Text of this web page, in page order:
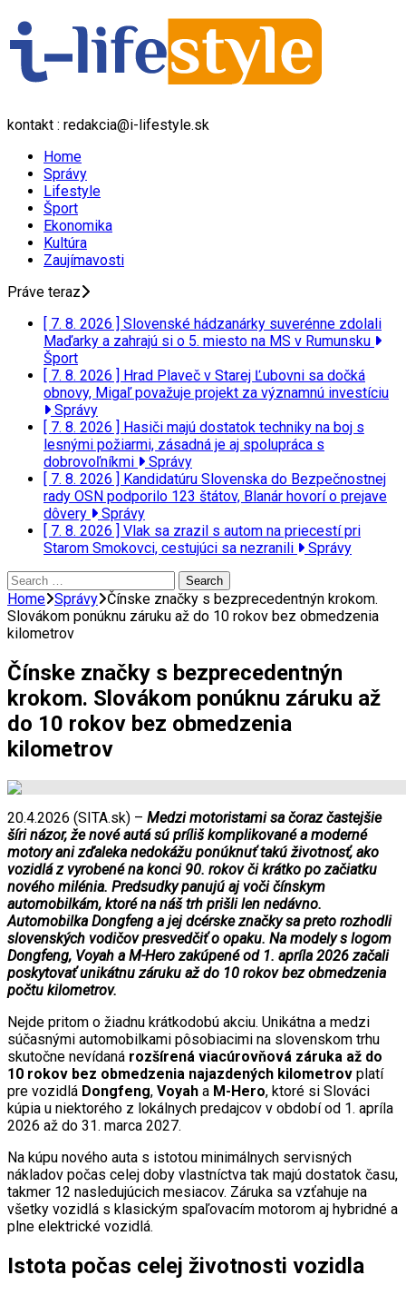
kontakt : redakcia@i-lifestyle.sk
Home
Správy
Lifestyle
Šport
Ekonomika
Kultúra
Zaujímavosti
Práve teraz
[ 7. 8. 2026 ] Slovenské hádzanárky suverénne zdolali
Maďarky a zahrajú si o 5. miesto na MS v Rumunsku
Šport
[ 7. 8. 2026 ] Hrad Plaveč v Starej Ľubovni sa dočká
obnovy, Migaľ považuje projekt za významnú investíciu
Správy
[ 7. 8. 2026 ] Hasiči majú dostatok techniky na boj s
lesnými požiarmi, zásadná je aj spolupráca s
dobrovoľníkmi
Správy
[ 7. 8. 2026 ] Kandidatúru Slovenska do Bezpečnostnej
rady OSN podporilo 123 štátov, Blanár hovorí o prejave
dôvery
Správy
[ 7. 8. 2026 ] Vlak sa zrazil s autom na priecestí pri
Starom Smokovci, cestujúci sa nezranili
Správy
Search
for:
Home Správy Čínske značky s bezprecedentnýn krokom.
Slovákom ponúknu záruku až do 10 rokov bez obmedzenia
kilometrov
Čínske značky s bezprecedentnýn
krokom. Slovákom ponúknu záruku až
do 10 rokov bez obmedzenia
kilometrov
20.4.2026 (SITA.sk) – Medzi motoristami sa čoraz častejšie
šíri názor, že nové autá sú príliš komplikované a moderné
motory ani zďaleka nedokážu ponúknuť takú životnosť, ako
vozidlá z vyrobené na konci 90. rokov či krátko po začiatku
nového milénia. Predsudky panujú aj voči čínskym
automobilkám, ktoré na náš trh prišli len nedávno.
Automobilka Dongfeng a jej dcérske značky sa preto rozhodli
slovenských vodičov presvedčiť o opaku. Na modely s logom
Dongfeng, Voyah a M-Hero zakúpené od 1. apríla 2026 začali
poskytovať unikátnu záruku až do 10 rokov bez obmedzenia
počtu kilometrov.
Nejde pritom o žiadnu krátkodobú akciu. Unikátna a medzi
súčasnými automobilkami pôsobiacimi na slovenskom trhu
skutočne nevídaná rozšírená viacúrovňová záruka až do
10 rokov bez obmedzenia najazdených kilometrov platí
pre vozidlá Dongfeng, Voyah a M-Hero, ktoré si Slováci
kúpia u niektorého z lokálnych predajcov v období od 1. apríla
2026 až do 31. marca 2027.
Na kúpu nového auta s istotou minimálnych servisných
nákladov počas celej doby vlastníctva tak majú dostatok času,
takmer 12 nasledujúcich mesiacov. Záruka sa vzťahuje na
všetky vozidlá s klasickým spaľovacím motorom aj hybridné a
plne elektrické vozidlá.
Istota počas celej životnosti vozidla